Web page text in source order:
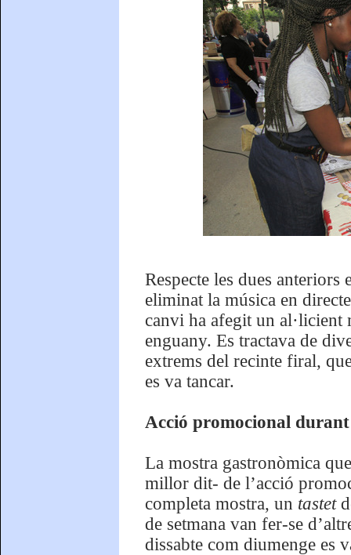
Respecte les dues anteriors
eliminat la música en
canvi ha afegit un al·licient
enguany. Es tractava de
extrems del recinte firal,
es va tancar.
Acció promocional
La mostra gastronòmica
millor dit- de l’acció
completa mostra, un tastet
de setmana van fer-se
dissabte com diumenge es